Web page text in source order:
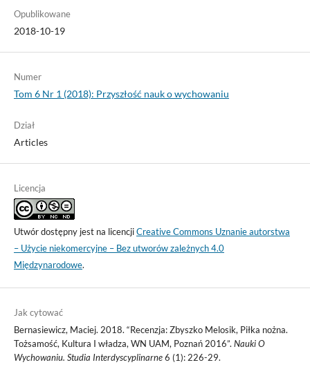
Opublikowane
2018-10-19
Numer
Tom 6 Nr 1 (2018): Przyszłość nauk o wychowaniu
Dział
Articles
Licencja
Utwór dostępny jest na licencjiCreative Commons Uznanie autorstwa
– Użycie niekomercyjne – Bez utworów zależnych 4.0
Międzynarodowe.
Jak cytować
Bernasiewicz, Maciej. 2018. “Recenzja: Zbyszko Melosik, Piłka nożna.
Tożsamość, Kultura I władza, WN UAM, Poznań 2016”. Nauki O
Wychowaniu. Studia Interdyscyplinarne6 (1): 226-29.